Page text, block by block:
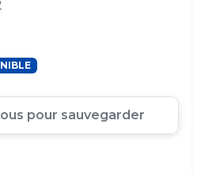
pour sauvegarder